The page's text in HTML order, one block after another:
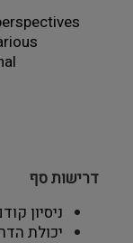
דרישות סף
ניסיון